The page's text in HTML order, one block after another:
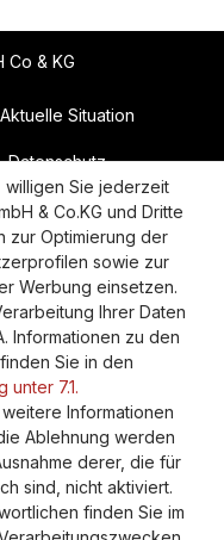
Co & KG
Aktuelle Situation
Datenschutz
Cookie-Einstellungen
Sie jederzeit
& Co.KG und Dritte
zur Optimierung der
sowie zur
Werbung einsetzen.
Ihrer Daten
Informationen zu den
Sie in den
unter 7.1.
Informationen
Ablehnung werden
derer, die für
sind, nicht aktiviert.
finden Sie im